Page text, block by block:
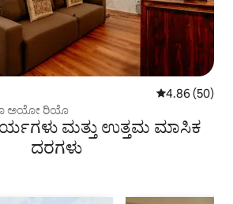
5 ರಲ್ಲಿ 4.86
4.86 (50)
ಅಯೋ ರಿಯೊ
ಮತ್ತು ಉತ್ತಮ ಮಾಸಿಕ
ದರಗಳು